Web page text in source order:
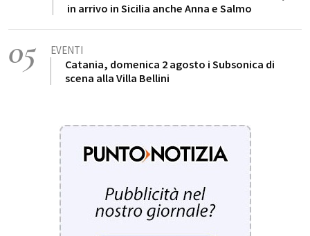
in arrivo in Sicilia anche Anna e Salmo
05 EVENTI
Catania, domenica 2 agosto i Subsonica di
scena alla Villa Bellini